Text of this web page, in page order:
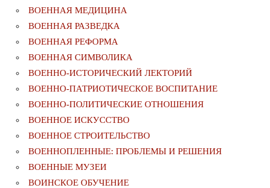
ВОЕННАЯ МЕДИЦИНА
ВОЕННАЯ РАЗВЕДКА
ВОЕННАЯ РЕФОРМА
ВОЕННАЯ СИМВОЛИКА
ВОЕННО-ИСТОРИЧЕСКИЙ ЛЕКТОРИЙ
ВОЕННО-ПАТРИОТИЧЕСКОЕ ВОСПИТАНИЕ
ВОЕННО-ПОЛИТИЧЕСКИE ОТНОШЕНИЯ
ВОЕННОЕ ИСКУССТВО
ВОЕННОЕ СТРОИТЕЛЬСТВО
ВОЕННОПЛЕННЫЕ: ПРОБЛЕМЫ И РЕШЕНИЯ
ВОЕННЫЕ МУЗЕИ
ВОИНСКОЕ ОБУЧЕНИЕ